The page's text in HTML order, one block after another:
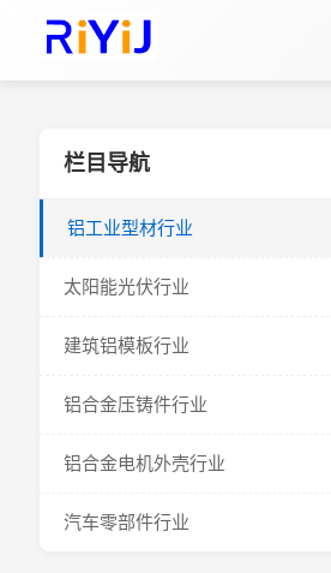
栏目导航
铝工业型材行业
太阳能光伏行业
建筑铝模板行业
铝合金压铸件行业
铝合金电机外壳行业
汽车零部件行业